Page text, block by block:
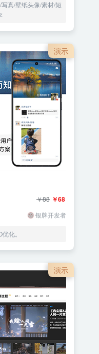
真/壁纸头像/素材/短
演示
￥68
￥88
银牌开发者
化。
演示